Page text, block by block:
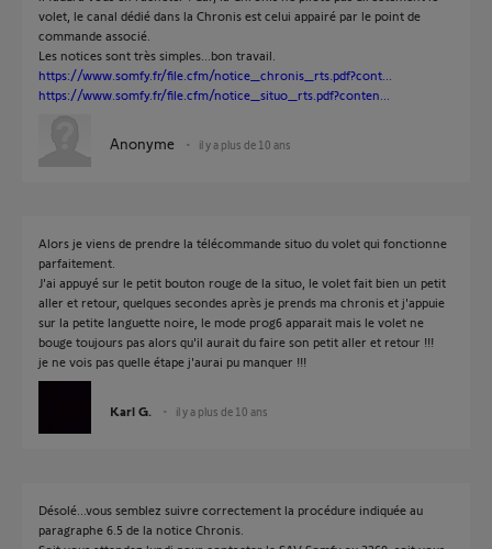
volet, le canal dédié dans la Chronis est celui appairé par le point de
commande associé.
Les notices sont très simples...bon travail.
https://www.somfy.fr/file.cfm/notice_chronis_rts.pdf?cont...
https://www.somfy.fr/file.cfm/notice_situo_rts.pdf?conten...
Anonyme il y a plus de 10 ans
Alors je viens de prendre la télécommande situo du volet qui fonctionne
parfaitement.
J'ai appuyé sur le petit bouton rouge de la situo, le volet fait bien un petit
aller et retour, quelques secondes après je prends ma chronis et j'appuie
sur la petite languette noire, le mode prog6 apparait mais le volet ne
bouge toujours pas alors qu'il aurait du faire son petit aller et retour !!!
je ne vois pas quelle étape j'aurai pu manquer !!!
Karl G. il y a plus de 10 ans
Désolé...vous semblez suivre correctement la procédure indiquée au
paragraphe 6.5 de la notice Chronis.